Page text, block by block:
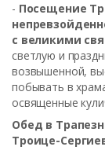
- Посещение
с великими
светлую и
возвышенной,
побывать в
освященные
Обед в
Троице-